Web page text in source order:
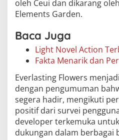
oleh Ceui dan dikarang
Elements Garden.
Baca Juga
Light Novel Action
Fakta Menarik dan
Everlasting Flowers
dengan pengumuman
segera hadir, mengikuti
positif dari survei
developer terkemuka
dukungan dalam berbagai